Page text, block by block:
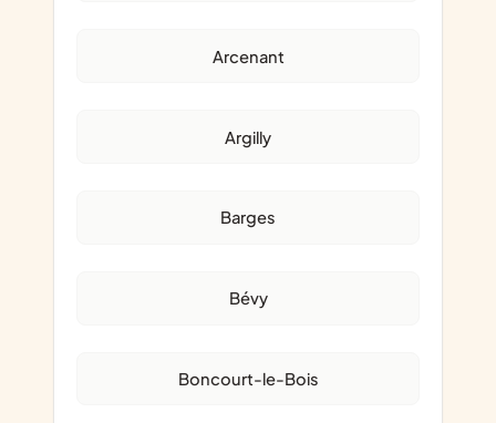
Arcenant
Argilly
Barges
Bévy
Boncourt-le-Bois